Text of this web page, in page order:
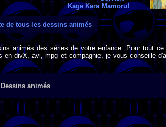
Kage Kara Mamoru!
de tous les dessins animés
animés des séries de votre enfance. Pour tout ce
en divX, avi, mpg et compagnie, je vous conseille
animés